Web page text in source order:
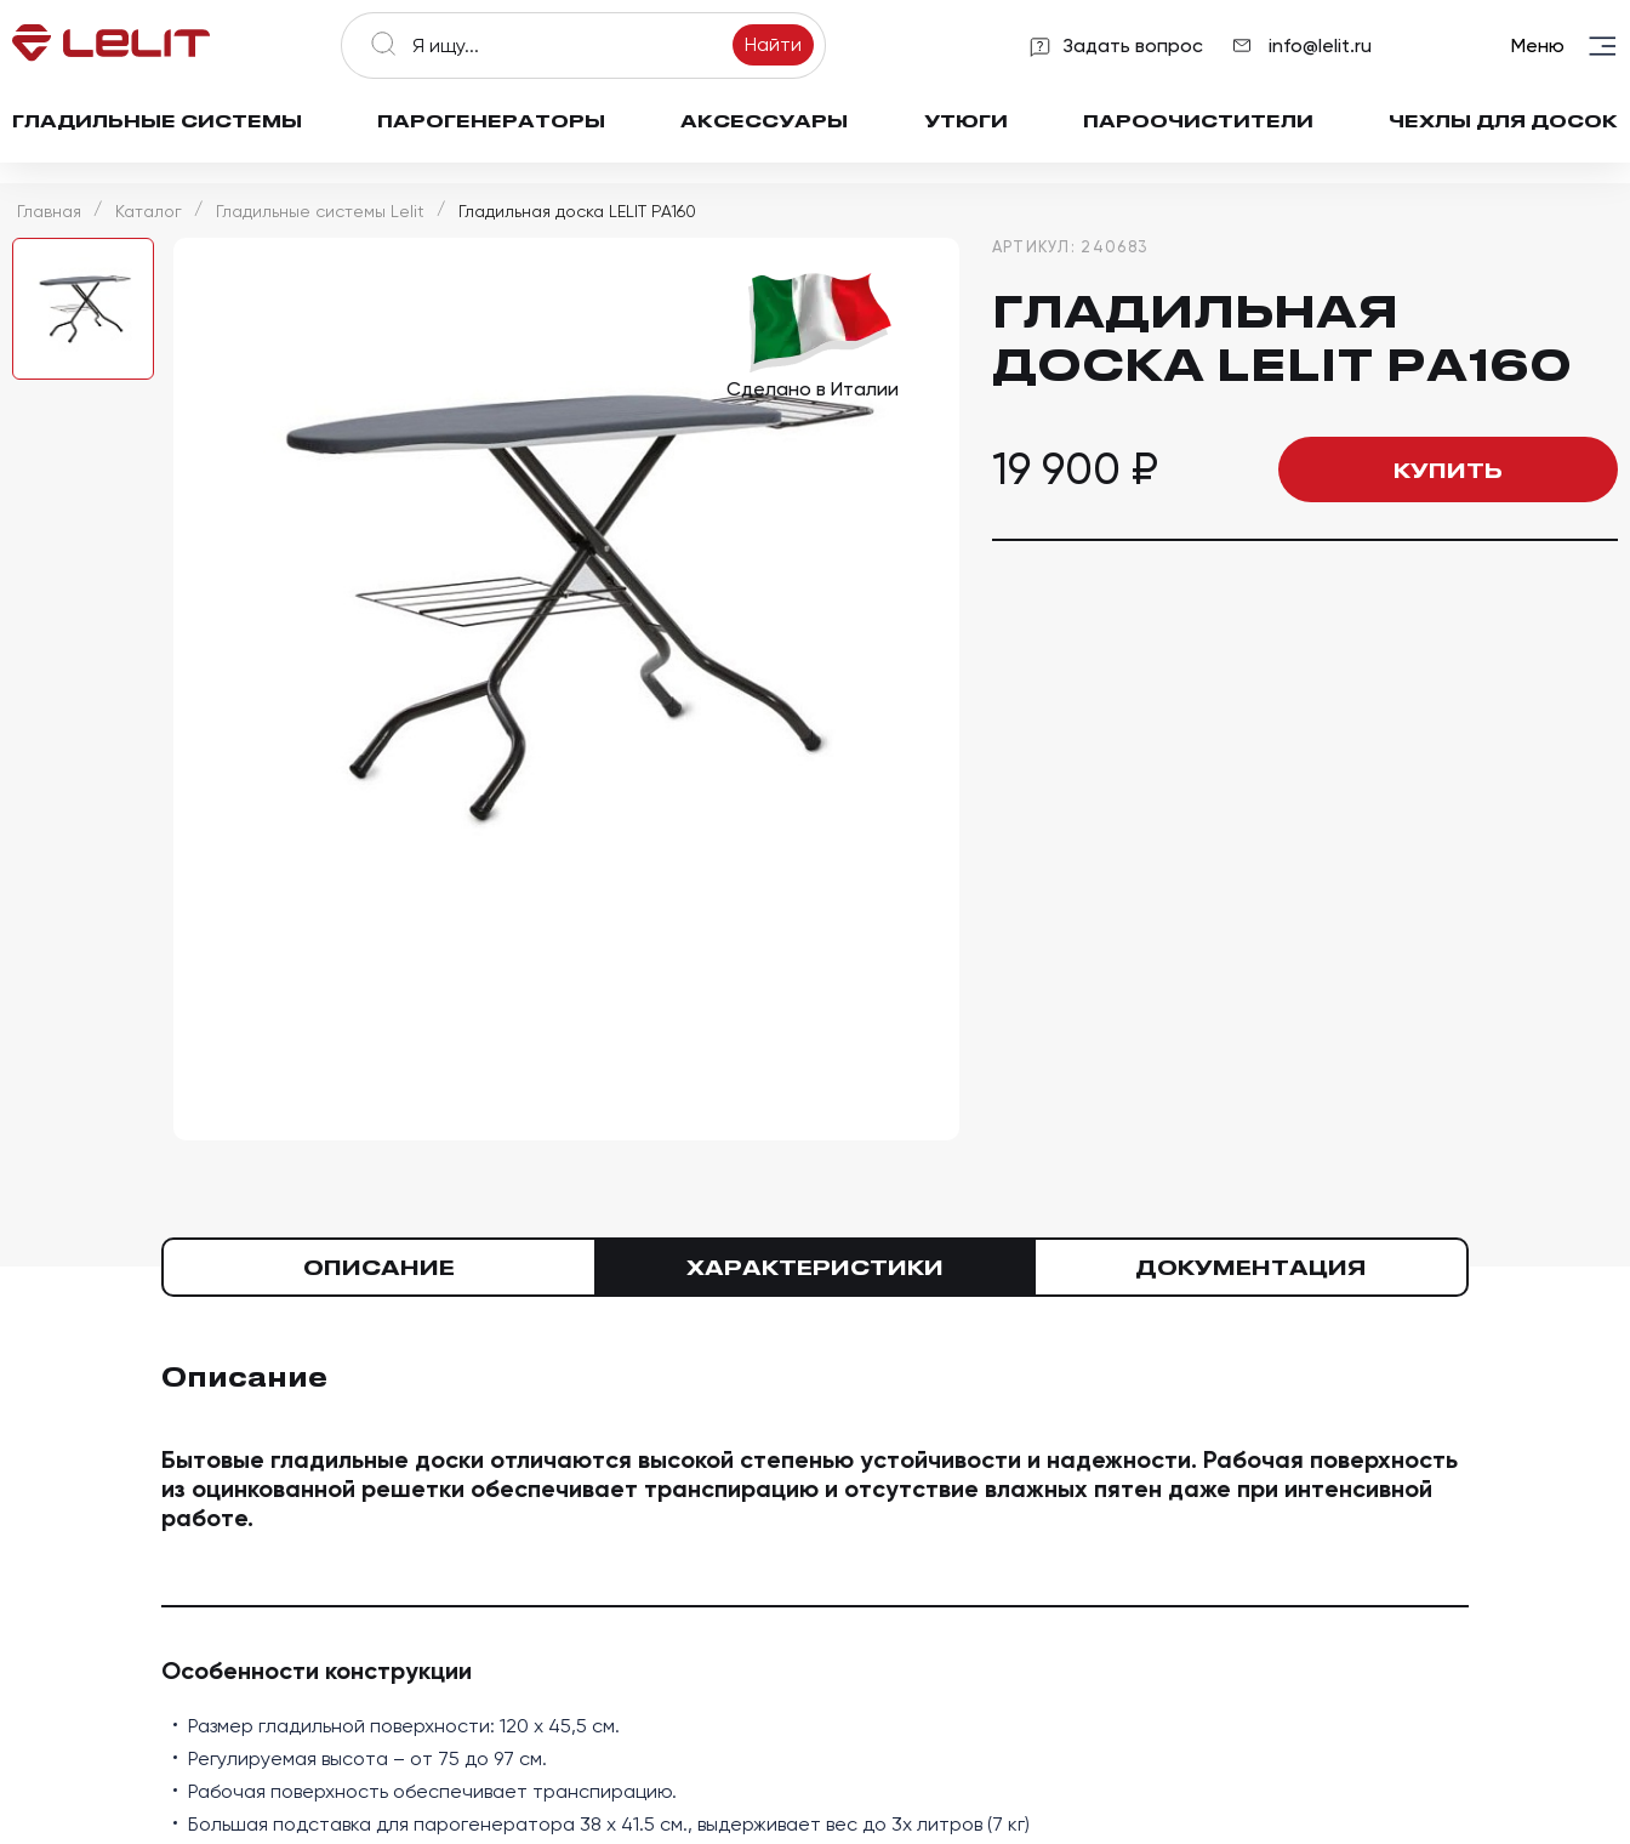
Найти Задать вопрос info@lelit.ru Меню
ГЛАДИЛЬНЫЕ СИСТЕМЫ ПАРОГЕНЕРАТОРЫ АКСЕССУАРЫ УТЮГИ ПАРООЧИСТИТЕЛИ ЧЕХЛЫ ДЛЯ ДОСОК
Главная Каталог Гладильные системы Lelit Гладильная доска LELIT PA160
АРТИКУЛ: 240683
ГЛАДИЛЬНАЯ
ДОСКА LELIT PA160
19 900 ₽ КУПИТЬ
ОПИСАНИЕ ХАРАКТЕРИСТИКИ ДОКУМЕНТАЦИЯ
Описание
Бытовые гладильные доски отличаются высокой степенью устойчивости и надежности. Рабочая поверхность
из оцинкованной решетки обеспечивает транспирацию и отсутствие влажных пятен даже при интенсивной
работе.
Особенности конструкции
Размер гладильной поверхности: 120 х 45,5 см.
Регулируемая высота – от 75 до 97 см.
Рабочая поверхность обеспечивает транспирацию.
Большая подставка для парогенератора 38 х 41.5 см., выдерживает вес до 3х литров (7 кг)